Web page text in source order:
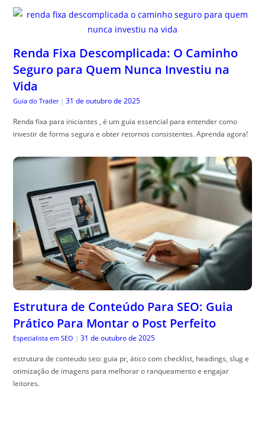
Renda Fixa Descomplicada: O Caminho
Seguro para Quem Nunca Investiu na
Vida
Guia do Trader | 31 de outubro de 2025
Renda fixa para iniciantes , é um guia essencial para entender como
investir de forma segura e obter retornos consistentes. Aprenda agora!
Estrutura de Conteúdo Para SEO: Guia
Prático Para Montar o Post Perfeito
Especialista em SEO | 31 de outubro de 2025
estrutura de conteudo seo: guia pr, ático com checklist, headings, slug e
otimização de imagens para melhorar o ranqueamento e engajar
leitores.